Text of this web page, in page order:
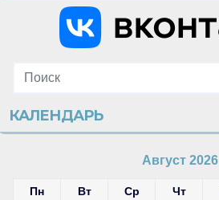
КАЛЕНДАРЬ
Август 2026
Пн Вт Ср Чт